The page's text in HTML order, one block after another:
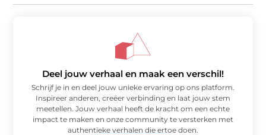
Deel jouw verhaal en maak een verschil!
Schrijf je in en deel jouw unieke ervaring op ons platform.
Inspireer anderen, creëer verbinding en laat jouw stem
meetellen. Jouw verhaal heeft de kracht om een echte
impact te maken en onze community te versterken met
authentieke verhalen die ertoe doen.